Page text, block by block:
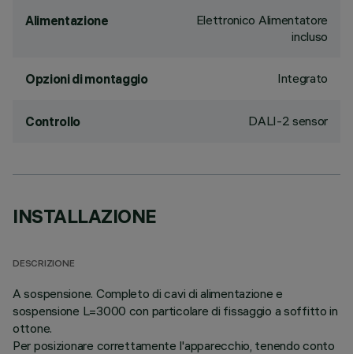
Alimentazione
Elettronico Alimentatore
incluso
Opzioni di montaggio Integrato
Controllo DALI-2 sensor
INSTALLAZIONE
DESCRIZIONE
A sospensione. Completo di cavi di alimentazione e
sospensione L=3000 con particolare di fissaggio a soffitto in
ottone.
Per posizionare correttamente l'apparecchio, tenendo conto